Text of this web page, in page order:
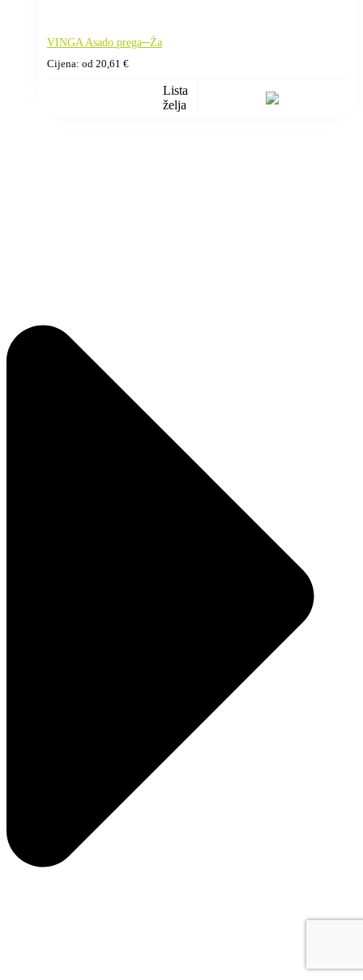
VINGA Asado prega─Źa
Cijena: od 20,61 €
Lista
želja